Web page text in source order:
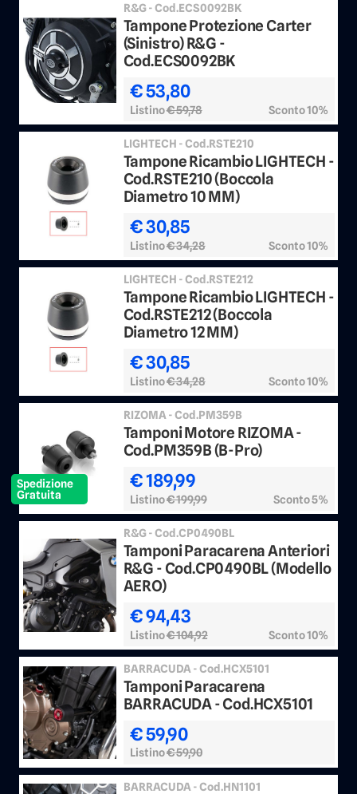
R&G - Cod.ECS0092BK
Tampone Protezione Carter
(Sinistro) R&G -
Cod.ECS0092BK
€ 53,80
Listino€ 59,78 Sconto 10%
LIGHTECH - Cod.RSTE210
Tampone Ricambio LIGHTECH -
Cod.RSTE210 (Boccola
Diametro 10 MM)
€ 30,85
Listino€ 34,28 Sconto 10%
LIGHTECH - Cod.RSTE212
Tampone Ricambio LIGHTECH -
Cod.RSTE212 (Boccola
Diametro 12 MM)
€ 30,85
Listino€ 34,28 Sconto 10%
Spedizione
Gratuita
RIZOMA - Cod.PM359B
Tamponi Motore RIZOMA -
Cod.PM359B (B-Pro)
€ 189,99
Listino€ 199,99 Sconto 5%
R&G - Cod.CP0490BL
Tamponi Paracarena Anteriori
R&G - Cod.CP0490BL (Modello
AERO)
€ 94,43
Listino€ 104,92 Sconto 10%
BARRACUDA - Cod.HCX5101
Tamponi Paracarena
BARRACUDA - Cod.HCX5101
€ 59,90
Listino€ 59,90
BARRACUDA - Cod.HN1101